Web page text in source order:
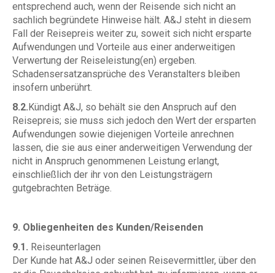
entsprechend auch, wenn der Reisende sich nicht an
sachlich begründete Hinweise hält. A&J steht in diesem
Fall der Reisepreis weiter zu, soweit sich nicht ersparte
Aufwendungen und Vorteile aus einer anderweitigen
Verwertung der Reiseleistung(en) ergeben.
Schadensersatzansprüche des Veranstalters bleiben
insofern unberührt.
8.2.Kündigt A&J, so behält sie den Anspruch auf den
Reisepreis; sie muss sich jedoch den Wert der ersparten
Aufwendungen sowie diejenigen Vorteile anrechnen
lassen, die sie aus einer anderweitigen Verwendung der
nicht in Anspruch genommenen Leistung erlangt,
einschließlich der ihr von den Leistungsträgern
gutgebrachten Beträge.
9. Obliegenheiten des Kunden/Reisenden
9.1. Reiseunterlagen
Der Kunde hat A&J oder seinen Reisevermittler, über den